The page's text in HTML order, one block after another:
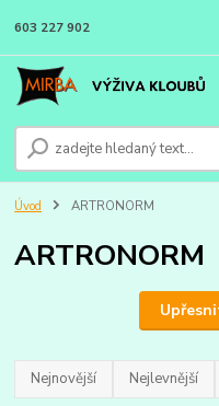
603 227 902
Úvod ARTRONORM
ARTRONORM
Nejnovější Nejlevnější